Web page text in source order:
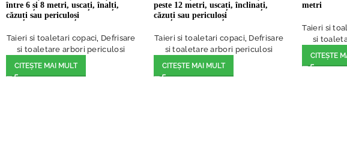
între 6 și 8 metri, uscați, înalți,
căzuți sau periculoși
Taieri si toaletari copaci, Defrisare
si toaletare arbori periculosi
CITEȘTE MAI MULT
peste 12 metri, uscați, înclinați,
căzuți sau periculoși
Taieri si toaletari copaci, Defrisare
si toaletare arbori periculosi
CITEȘTE MAI MULT
metri
Taieri si
si
CITEȘTE